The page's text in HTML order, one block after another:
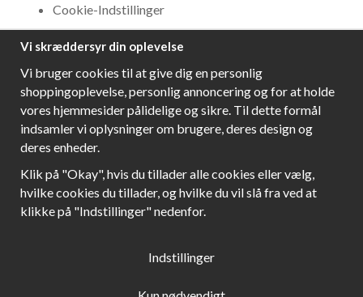
Cookie-Indstillinger
NYHEDSBREV
Få bedste tilbud og\r spændende nye produkter!
Vi skræddersyr din oplevelse
Vi bruger cookies til at give dig en personlig
shoppingoplevelse, personlig annoncering og for at holde
vores hjemmesider pålidelige og sikre. Til dette formål
indsamler vi oplysninger om brugere, deres design og
deres enheder.
Klik på "Okay", hvis du tillader alle cookies eller vælg,
hvilke cookies du tillader, og hvilke du vil slå fra ved at
klikke på "Indstillinger" nedenfor.
Indstillinger